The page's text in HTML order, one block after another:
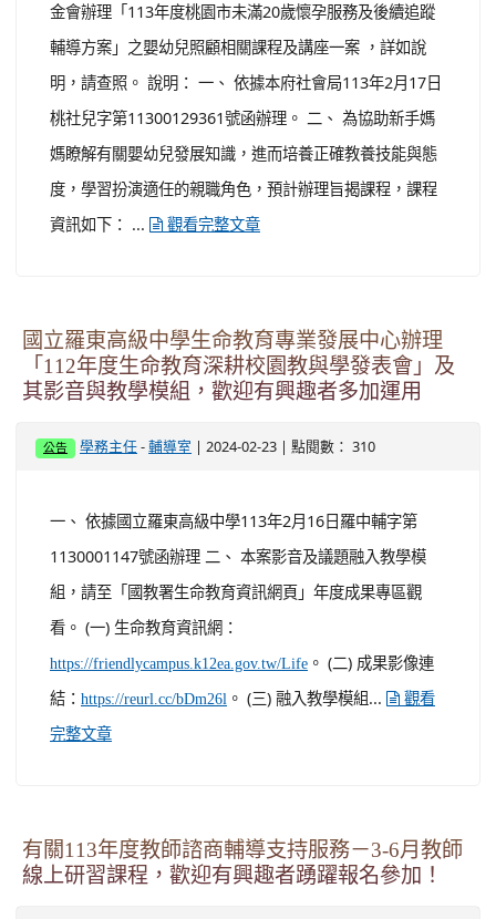
金會辦理「113年度桃園市未滿20歲懷孕服務及後續追蹤
輔導方案」之嬰幼兒照顧相關課程及講座一案 ，詳如說
明，請查照。 說明： 一、 依據本府社會局113年2月17日
桃社兒字第11300129361號函辦理。 二、 為協助新手媽
媽瞭解有關嬰幼兒發展知識，進而培養正確教養技能與態
度，學習扮演適任的親職角色，預計辦理旨揭課程，課程
資訊如下： ...
觀看完整文章
國立羅東高級中學生命教育專業發展中心辦理
「112年度生命教育深耕校園教與學發表會」及
其影音與教學模組，歡迎有興趣者多加運用
公告 學務主任 -輔導室 | 2024-02-23 | 點閱數： 310
一、 依據國立羅東高級中學113年2月16日羅中輔字第
1130001147號函辦理 二、 本案影音及議題融入教學模
組，請至「國教署生命教育資訊網頁」年度成果專區觀
看。 (一) 生命教育資訊網：
https://friendlycampus.k12ea.gov.tw/Life 。 (二) 成果影像連
結： https://reurl.cc/bDm26l 。 (三) 融入教學模組... 觀看
完整文章
有關113年度教師諮商輔導支持服務－3-6月教師
線上研習課程，歡迎有興趣者踴躍報名參加！